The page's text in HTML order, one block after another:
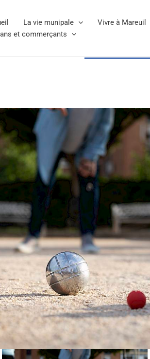
La vie munipale Vivre à Mareuil
et commerçants